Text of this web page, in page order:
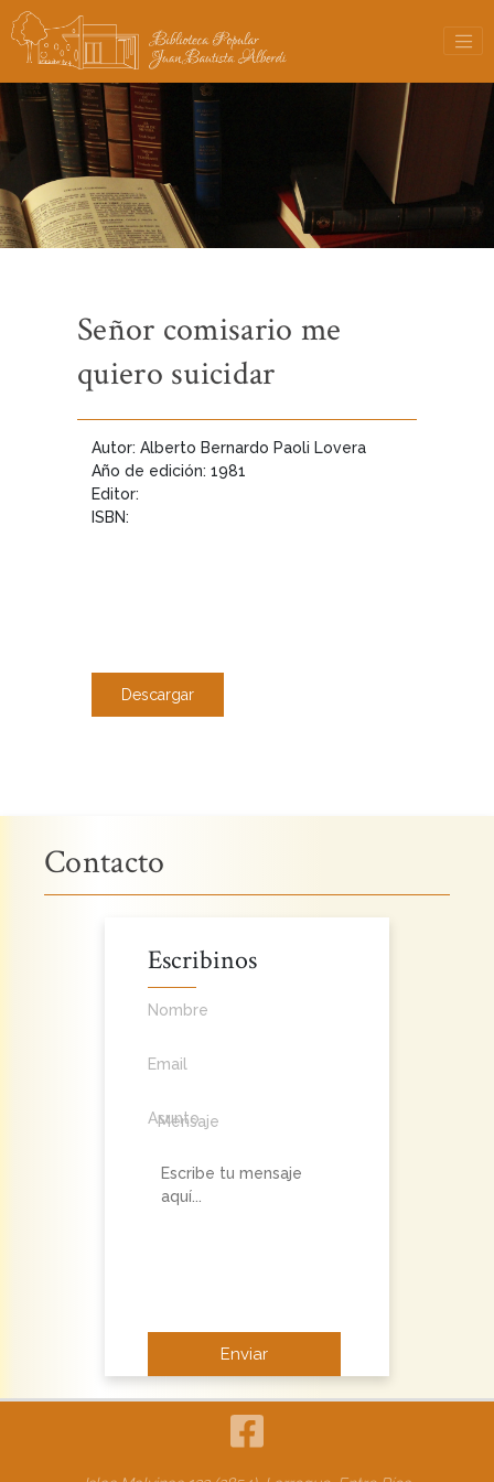
Señor comisario me
quiero suicidar
Autor: Alberto Bernardo Paoli Lovera
Año de edición: 1981
Editor:
ISBN:
Descargar
Contacto
Escribinos
Nombre
Email
Asunto
No soy un robot.
Mensaje